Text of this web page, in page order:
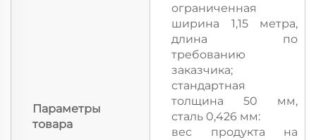
Параметры
товара
ограниченная
ширина 1,15 метра,
длина по
требованию
заказчика;
стандартная
толщина 50 мм,
сталь 0,426 мм:
вес продукта на